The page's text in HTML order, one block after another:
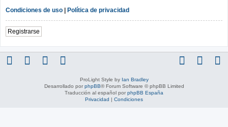
Condiciones de uso | Política de privacidad
Registrarse
ProLight Style by Ian Bradley
Desarrollado por phpBB® Forum Software © phpBB Limited
Traducción al español por phpBB España
Privacidad | Condiciones